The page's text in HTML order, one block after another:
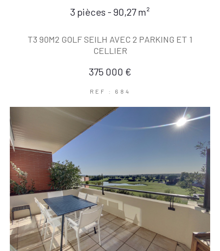
3 pièces - 90,27 m²
T3 90M2 GOLF SEILH AVEC 2 PARKING ET 1
CELLIER
375 000 €
REF : 684